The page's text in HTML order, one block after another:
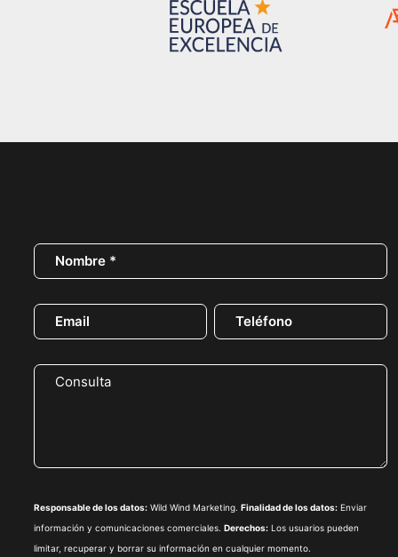
Responsable de los datos: Wild Wind Marketing. Finalidad de los datos: Enviar
información y comunicaciones comerciales. Derechos: Los usuarios pueden
limitar, recuperar y borrar su información en cualquier momento.